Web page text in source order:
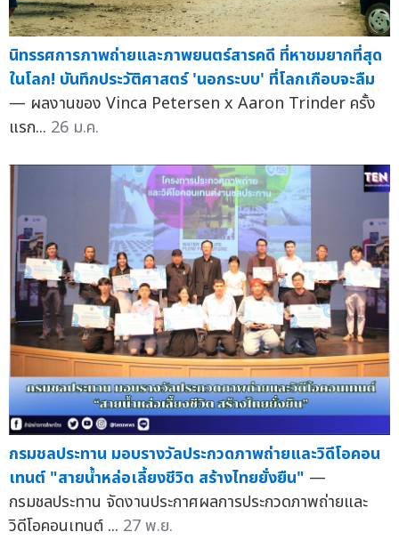
นิทรรศการภาพถ่ายและภาพยนตร์สารคดี ที่หาชมยากที่สุด
ในโลก! บันทึกประวัติศาสตร์ 'นอกระบบ' ที่โลกเกือบจะลืม
— ผลงานของ Vinca Petersen x Aaron Trinder ครั้ง
แรก... 26 ม.ค.
กรมชลประทาน มอบรางวัลประกวดภาพถ่ายและวิดีโอคอน
เทนต์ "สายน้ำหล่อเลี้ยงชีวิต สร้างไทยยั่งยืน" —
กรมชลประทาน จัดงานประกาศผลการประกวดภาพถ่ายและ
วิดีโอคอนเทนต์ ... 27 พ.ย.